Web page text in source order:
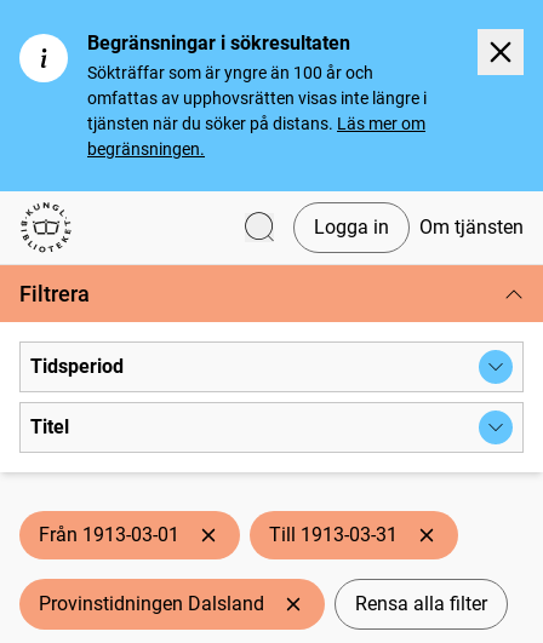
Begränsningar i sökresultaten
Sökträffar som är yngre än 100 år och
omfattas av upphovsrätten visas inte längre i
tjänsten när du söker på distans. Läs mer om
begränsningen.
Svenska tidningar
Logga in Om tjänsten
Filtrera
Tidsperiod
Titel
Från 1913-03-01 Till 1913-03-31
Provinstidningen Dalsland Rensa alla filter